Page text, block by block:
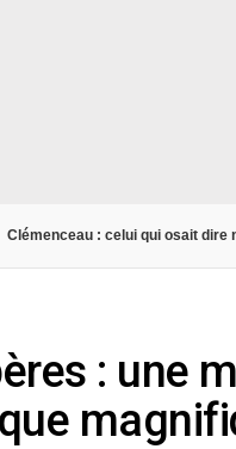
Clémenceau : celui qui osait dire
: une